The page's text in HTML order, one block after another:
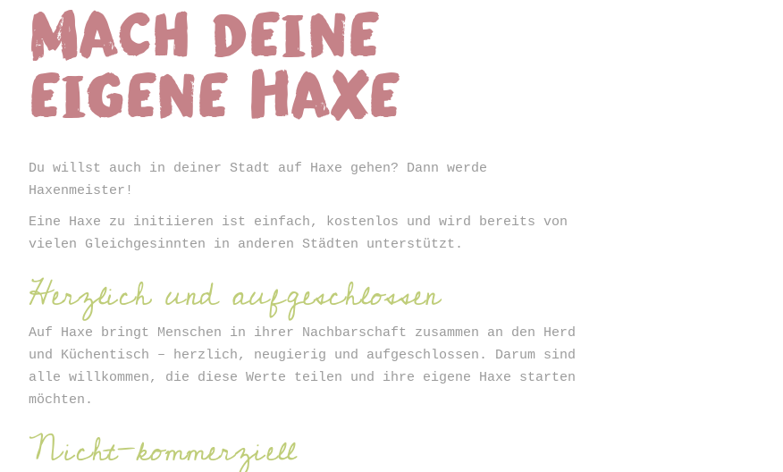
Mach deine
eigene Haxe
Du willst auch in deiner Stadt auf Haxe gehen? Dann werde
Haxenmeister!
Eine Haxe zu initiieren ist einfach, kostenlos und wird bereits von
vielen Gleichgesinnten in anderen Städten unterstützt.
Herzlich und aufgeschlossen
Auf Haxe bringt Menschen in ihrer Nachbarschaft zusammen an den Herd
und Küchentisch – herzlich, neugierig und aufgeschlossen. Darum sind
alle willkommen, die diese Werte teilen und ihre eigene Haxe starten
möchten.
Nicht-kommerziell